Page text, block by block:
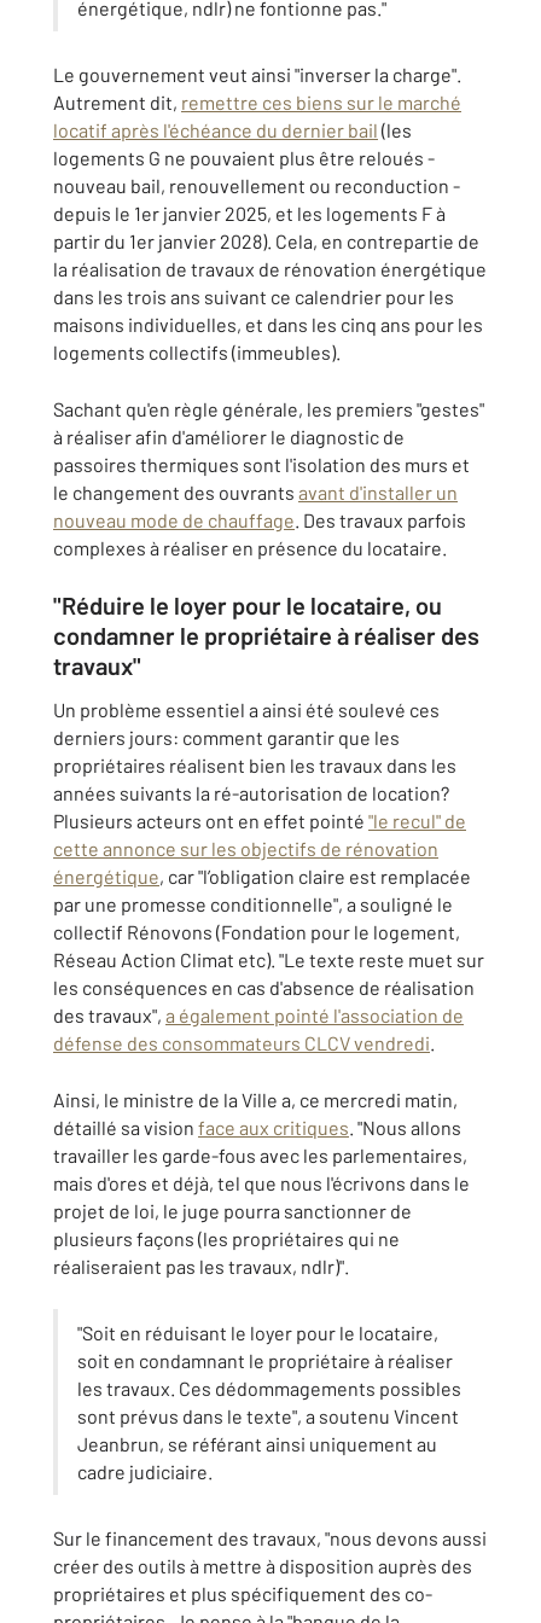
énergétique, ndlr) ne fontionne pas."
Le gouvernement veut ainsi "inverser la charge".
Autrement dit, remettre ces biens sur le marché
locatif après l'échéance du dernier bail (les
logements G ne pouvaient plus être reloués -
nouveau bail, renouvellement ou reconduction -
depuis le 1er janvier 2025, et les logements F à
partir du 1er janvier 2028). Cela, en contrepartie de
la réalisation de travaux de rénovation énergétique
dans les trois ans suivant ce calendrier pour les
maisons individuelles, et dans les cinq ans pour les
logements collectifs (immeubles).
Sachant qu'en règle générale, les premiers "gestes"
à réaliser afin d'améliorer le diagnostic de
passoires thermiques sont l'isolation des murs et
le changement des ouvrants avant d'installer un
nouveau mode de chauffage. Des travaux parfois
complexes à réaliser en présence du locataire.
"Réduire le loyer pour le locataire, ou
condamner le propriétaire à réaliser des
travaux"
Un problème essentiel a ainsi été soulevé ces
derniers jours: comment garantir que les
propriétaires réalisent bien les travaux dans les
années suivants la ré-autorisation de location?
Plusieurs acteurs ont en effet pointé "le recul" de
cette annonce sur les objectifs de rénovation
énergétique, car "l’obligation claire est remplacée
par une promesse conditionnelle", a souligné le
collectif Rénovons (Fondation pour le logement,
Réseau Action Climat etc). "Le texte reste muet sur
les conséquences en cas d'absence de réalisation
des travaux", a également pointé l'association de
défense des consommateurs CLCV vendredi.
Ainsi, le ministre de la Ville a, ce mercredi matin,
détaillé sa vision face aux critiques. "Nous allons
travailler les garde-fous avec les parlementaires,
mais d'ores et déjà, tel que nous l'écrivons dans le
projet de loi, le juge pourra sanctionner de
plusieurs façons (les propriétaires qui ne
réaliseraient pas les travaux, ndlr)".
"Soit en réduisant le loyer pour le locataire,
soit en condamnant le propriétaire à réaliser
les travaux. Ces dédommagements possibles
sont prévus dans le texte", a soutenu Vincent
Jeanbrun, se référant ainsi uniquement au
cadre judiciaire.
Sur le financement des travaux, "nous devons aussi
créer des outils à mettre à disposition auprès des
propriétaires et plus spécifiquement des co-